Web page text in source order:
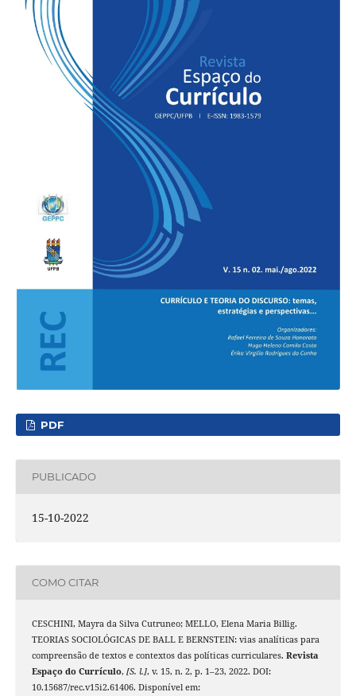
PDF
PUBLICADO
15-10-2022
COMO CITAR
CESCHINI, Mayra da Silva Cutruneo; MELLO, Elena Maria Billig.
TEORIAS SOCIOLÓGICAS DE BALL E BERNSTEIN: vias analíticas para
compreensão de textos e contextos das políticas curriculares. Revista
Espaço do Currículo, [S. l.], v. 15, n. 2, p. 1–23, 2022. DOI:
10.15687/rec.v15i2.61406. Disponível em: